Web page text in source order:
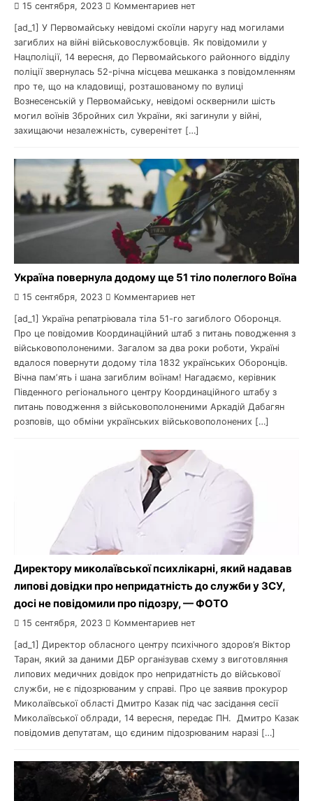
15 сентября, 2023 Комментариев нет
[ad_1] У Первомайську невідомі скоїли наругу над могилами
загиблих на війні військовослужбовців. Як повідомили у
Нацполіції, 14 вересня, до Первомайського районного відділу
поліції звернулась 52-річна місцева мешканка з повідомленням
про те, що на кладовищі, розташованому по вулиці
Вознесенській у Первомайську, невідомі осквернили шість
могил воїнів Збройних сил України, які загинули у війні,
захищаючи незалежність, суверенітет […]
Україна повернула додому ще 51 тіло полеглого Воїна
15 сентября, 2023 Комментариев нет
[ad_1] Україна репатріювала тіла 51-го загиблого Оборонця.
Про це повідомив Координаційний штаб з питань поводження з
військовополоненими. Загалом за два роки роботи, Україні
вдалося повернути додому тіла 1832 українських Оборонців.
Вічна памʼять і шана загиблим воїнам! Нагадаємо, керівник
Південного регіонального центру Координаційного штабу з
питань поводження з військовополоненими Аркадій Дабагян
розповів, що обміни українських військовополонених […]
Директору миколаївської психлікарні, який надавав
липові довідки про непридатність до служби у ЗСУ,
досі не повідомили про підозру, — ФОТО
15 сентября, 2023 Комментариев нет
[ad_1] Директор обласного центру психічного здоров’я Віктор
Таран, який за даними ДБР організував схему з виготовляння
липових медичних довідок про непридатність до військової
служби, не є підозрюваним у справі. Про це заявив прокурор
Миколаївської області Дмитро Казак під час засідання сесії
Миколаївської облради, 14 вересня, передає ПН. Дмитро Казак
повідомив депутатам, що єдиним підозрюваним наразі […]